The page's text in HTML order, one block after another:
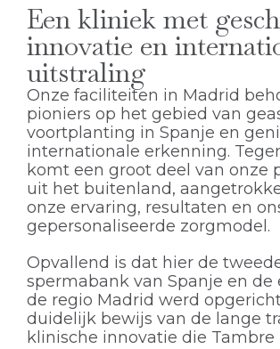
Een kliniek met
innovatie en
uitstraling
Onze faciliteiten in Madrid
pioniers op het gebied van
voortplanting in Spanje en
internationale erkenning.
komt een groot deel van onze
uit het buitenland,
onze ervaring, resultaten en
gepersonaliseerde zorgmodel.
Opvallend is dat hier de
spermabank van Spanje en de
de regio Madrid werd
duidelijk bewijs van de lange
klinische innovatie die